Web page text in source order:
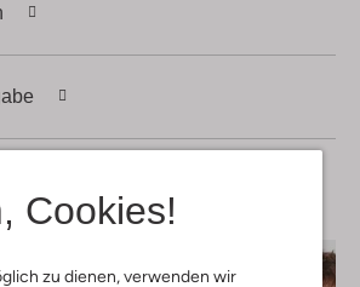
Cookies!
zu dienen, verwenden wir
deinenLook